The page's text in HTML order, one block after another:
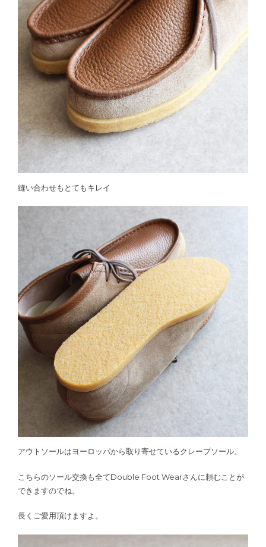
縫い合わせもとてもキレイ
アウトソールはヨーロッパから取り寄せているクレープソール。
こちらのソール交換も全てDouble Foot Wearさんに頼むことが
できますのでね。
長くご愛用頂けますよ。